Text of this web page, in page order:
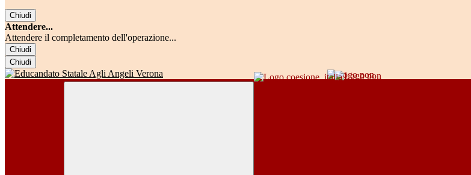
Chiudi
Attendere...
Attendere il completamento dell'operazione...
Chiudi
Chiudi